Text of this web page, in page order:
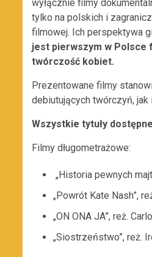
wyłącznie filmy
tylko na polskich i
filmowej. Ich perspektywa
jest pierwszym w Polsce
twórczość kobiet.
Prezentowane filmy
debiutujących twórczyń,
Wszystkie tytuły
Filmy długometrażowe:
„Historia pewnych
„Powrót Kate Nash”,
„ON ONA JA”, reż.
„Siostrzeństwo”, reż.